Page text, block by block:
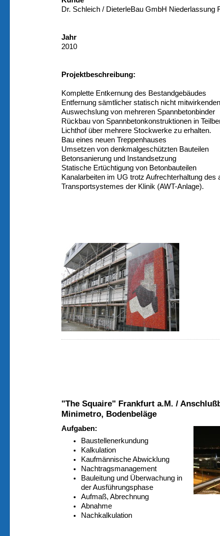
Dr. Schleich / DieterleBau GmbH Niederlassung
Jahr
2010
Projektbeschreibung:
Komplette Entkernung des Bestandgebäudes
Entfernung sämtlicher statisch nicht
Auswechslung von mehreren Spannbetonbinder
Rückbau von Spannbetonkonstruktionen in
Lichthof über mehrere Stockwerke zu erhalten.
Bau eines neuen Treppenhauses
Umsetzen von denkmalgeschützten Bauteilen
Betonsanierung und Instandsetzung
Statische Ertüchtigung von Betonbauteilen
Kanalarbeiten im UG trotz Aufrechterhaltung des
Transportsystemes der Klinik (AWT-Anlage).
"The Squaire" Frankfurt a.M. /
Minimetro, Bodenbeläge
Aufgaben:
Baustellenerkundung
Kalkulation
Kaufmännische Abwicklung
Nachtragsmanagement
Bauleitung und Überwachung in
der Ausführungsphase
Aufmaß, Abrechnung
Abnahme
Nachkalkulation